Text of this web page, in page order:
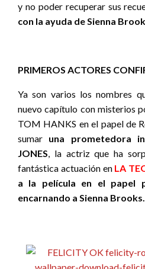
y no poder recuperar sus
con la ayuda de Sienna
PRIMEROS ACTORES
Ya son varios los nombres
nuevo capítulo con misterios
TOM HANKS en el papel de
sumar una prometedora
JONES, la actriz que ha
fantástica actuación en LA
a la película en el papel
encarnando a Sienna Brooks.